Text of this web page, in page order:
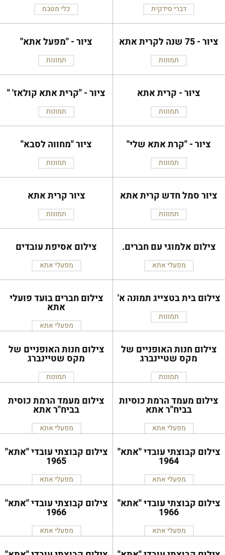
דברי סידקית כלי מטבח
ציור - 75 שנה לקרית אתא
תמונות
ציור - ''מפעל אתא''
תמונות
ציור - קרית אתא
תמונות
ציור - ''קרית אתא קולאז' ''
תמונות
ציור - ''קרת אתא שלי''
תמונות
ציור ''מחווה לסבא''
תמונות
ציור סמל חדש קרית אתא
תמונות
ציור קרית אתא
תמונות
צילום אלמוגי עם חברים.
מפעלי אתא
צילום אסיפת עובדים
מפעלי אתא
צילום בית בטצייג תמונה א'
תמונות
צילום חברים בועד פועלי
אתא
מפעלי אתא
צילום חנות האופניים של
מקס שטיינברג
תמונות
צילום חנות האופניים של
מקס שטיינברג
תמונות
צילום מעמד הרמת כוסיות
בביח''ר אתא
מפעלי אתא
צילום מעמד הרמת כוסית
בביח''ר אתא
מפעלי אתא
צילום קבוצתי עובדי ''אתא''
1964
מפעלי אתא
צילום קבוצתי עובדי ''אתא''
1965
מפעלי אתא
צילום קבוצתי עובדי ''אתא''
1966
מפעלי אתא
צילום קבוצתי עובדי ''אתא''
1966
מפעלי אתא